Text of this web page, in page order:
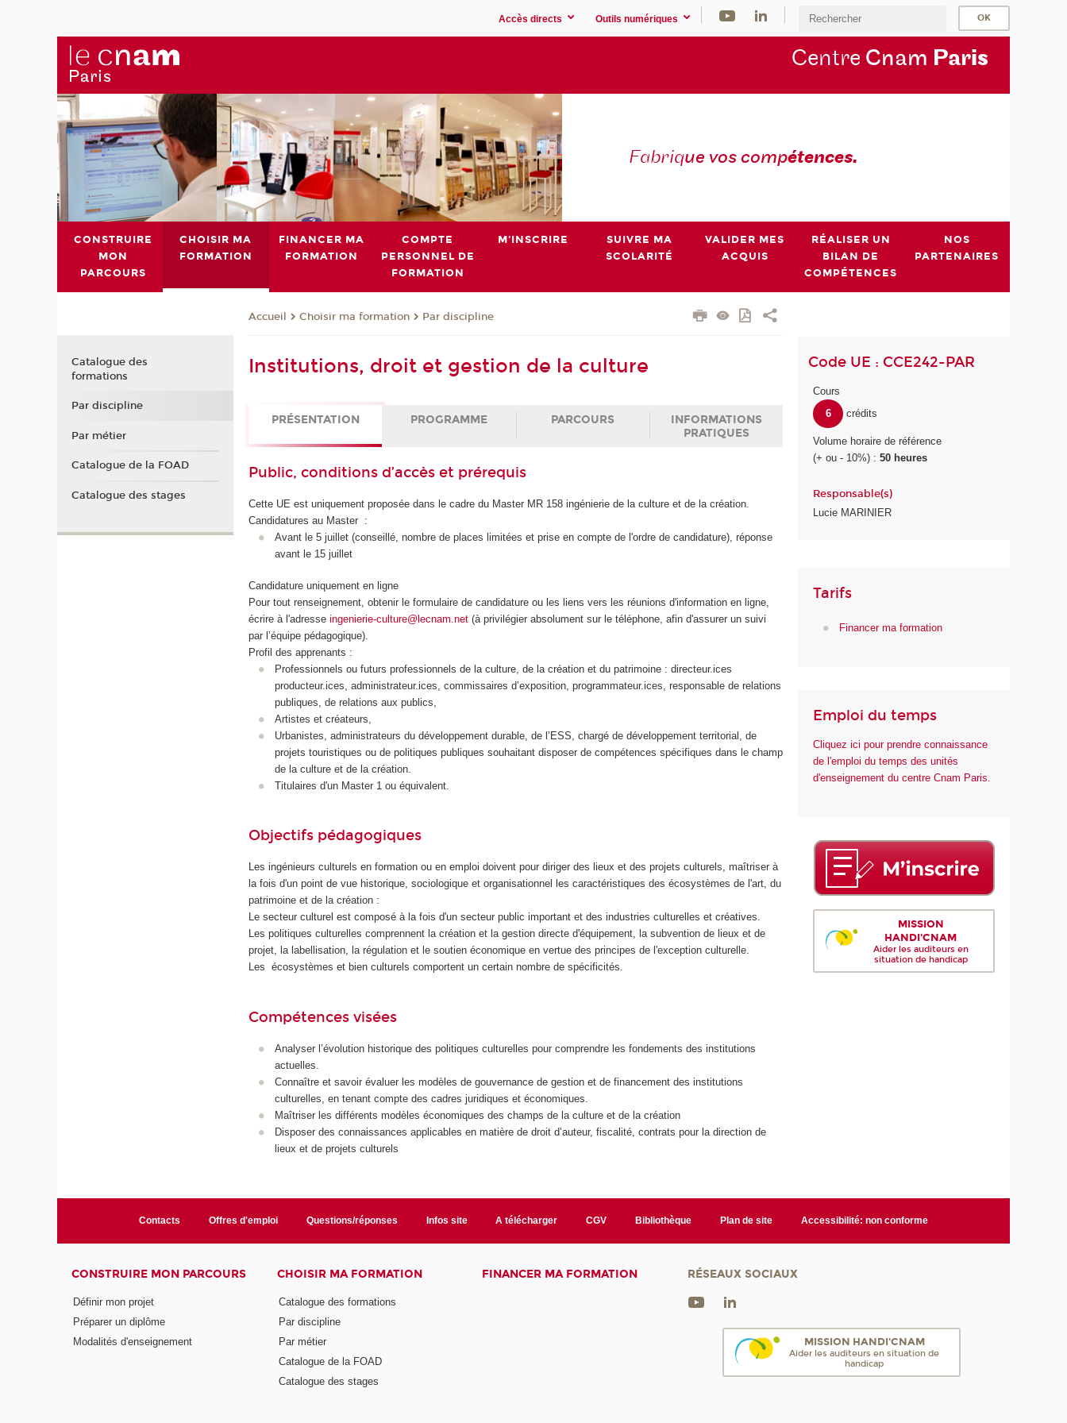
Accès directs Outils numériques
Centre Cnam Paris
Fabrique vos compétences.
CONSTRUIRE
MON
PARCOURS
CHOISIR MA
FORMATION
FINANCER MA
FORMATION
COMPTE
PERSONNEL DE
FORMATION
M'INSCRIRE
SUIVRE MA
SCOLARITÉ
VALIDER MES
ACQUIS
RÉALISER UN
BILAN DE
COMPÉTENCES
NOS
PARTENAIRES
Accueil Choisir ma formation Par discipline
Institutions, droit et gestion de la culture
PRÉSENTATION PROGRAMME PARCOURS
INFORMATIONS
PRATIQUES
Public, conditions d’accès et prérequis
Cette UE est uniquement proposée dans le cadre du Master MR 158 ingénierie de la culture et de la création.
Candidatures au Master :
Avant le 5 juillet (conseillé, nombre de places limitées et prise en compte de l'ordre de candidature), réponse
avant le 15 juillet
Candidature uniquement en ligne
Pour tout renseignement, obtenir le formulaire de candidature ou les liens vers les réunions d'information en ligne,
écrire à l'adresseingenierie-culture@lecnam.net (à privilégier absolument sur le téléphone, afin d'assurer un suivi
par l’équipe pédagogique).
Profil des apprenants :
Professionnels ou futurs professionnels de la culture, de la création et du patrimoine : directeur.ices
producteur.ices, administrateur.ices, commissaires d’exposition, programmateur.ices, responsable de relations
publiques, de relations aux publics,
Artistes et créateurs,
Urbanistes, administrateurs du développement durable, de l’ESS, chargé de développement territorial, de
projets touristiques ou de politiques publiques souhaitant disposer de compétences spécifiques dans le champ
de la culture et de la création.
Titulaires d'un Master 1 ou équivalent.
Objectifs pédagogiques
Les ingénieurs culturels en formation ou en emploi doivent pour diriger des lieux et des projets culturels, maîtriser à
la fois d'un point de vue historique, sociologique et organisationnel les caractéristiques des écosystèmes de l'art, du
patrimoine et de la création :
Le secteur culturel est composé à la fois d'un secteur public important et des industries culturelles et créatives.
Les politiques culturelles comprennent la création et la gestion directe d'équipement, la subvention de lieux et de
projet, la labellisation, la régulation et le soutien économique en vertue des principes de l'exception culturelle.
Les écosystèmes et bien culturels comportent un certain nombre de spécificités.
Compétences visées
Analyser l’évolution historique des politiques culturelles pour comprendre les fondements des institutions
actuelles.
Connaître et savoir évaluer les modèles de gouvernance de gestion et de financement des institutions
culturelles, en tenant compte des cadres juridiques et économiques.
Maîtriser les différents modèles économiques des champs de la culture et de la création
Disposer des connaissances applicables en matière de droit d’auteur, fiscalité, contrats pour la direction de
lieux et de projets culturels
Code UE : CCE242-PAR
Cours
6
crédits
Volume horaire de référence
(+ ou - 10%) :50 heures
Responsable(s)
Lucie MARINIER
Tarifs
Financer ma formation
Emploi du temps
Cliquez ici pour prendre connaissance
de l'emploi du temps des unités
d'enseignement du centre Cnam Paris.
MISSION
HANDI'CNAM
Aider les auditeurs en
situation de handicap
Catalogue des
formations
Par discipline
Par métier
Catalogue de la FOAD
Catalogue des stages
Contacts Offres d'emploi Questions/réponses Infos site A télécharger CGV Bibliothèque Plan de site Accessibilité: non conforme
CONSTRUIRE MON PARCOURS
Définir mon projet
Préparer un diplôme
Modalités d'enseignement
CHOISIR MA FORMATION
Catalogue des formations
Par discipline
Par métier
Catalogue de la FOAD
Catalogue des stages
FINANCER MA FORMATION RÉSEAUX SOCIAUX
MISSION HANDI'CNAM
Aider les auditeurs en situation de
handicap